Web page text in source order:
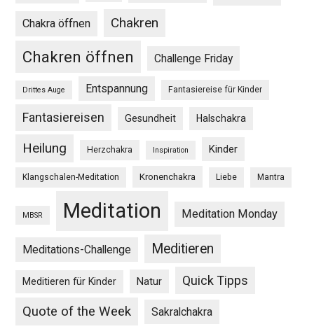
Chakra öffnen Chakren
Chakren öffnen Challenge Friday
Drittes Auge Entspannung Fantasiereise für Kinder
Fantasiereisen Gesundheit Halschakra
Heilung Herzchakra Inspiration Kinder
Klangschalen-Meditation Kronenchakra Liebe Mantra
MBSR Meditation Meditation Monday
Meditations-Challenge Meditieren
Meditieren für Kinder Natur Quick Tipps
Quote of the Week Sakralchakra